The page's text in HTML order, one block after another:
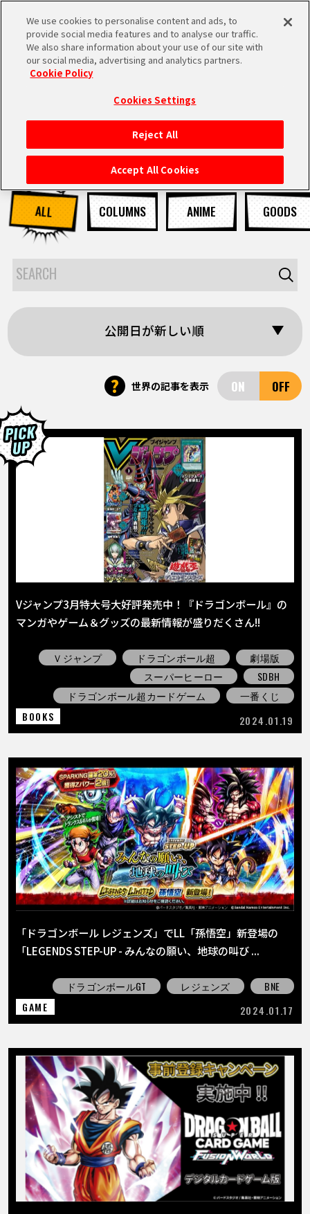
MEN
HOME
NEWS
RANKING
MOVIE
ABOUT
LANGUAGE
JP
FR DE ES
NEWS
ALL COLUMNS ANIME GOODS
公開日が新しい順
? 世界の記事を表示
Vジャンプ3月特大号大好評発売中！『ドラゴンボール』の
マンガやゲーム＆グッズの最新情報が盛りだくさん!!
Ｖジャンプ ドラゴンボール超
劇場版
スーパーヒーロー
SDBH
ドラゴンボール超カードゲーム
一番くじ
BOOKS
2024.01.19
「ドラゴンボール レジェンズ」でLL「孫悟空」新登場の
「LEGENDS STEP-UP - みんなの願い、地球の叫び ...
ドラゴンボールGT レジェンズ
BNE
GAME
2024.01.17
We use cookies to personalise content and ads, to
provide social media features and to analyse our traffic.
We also share information about your use of our site with
our social media, advertising and analytics partners.
Cookie Policy
Cookies Settings
Reject All
Accept All Cookies